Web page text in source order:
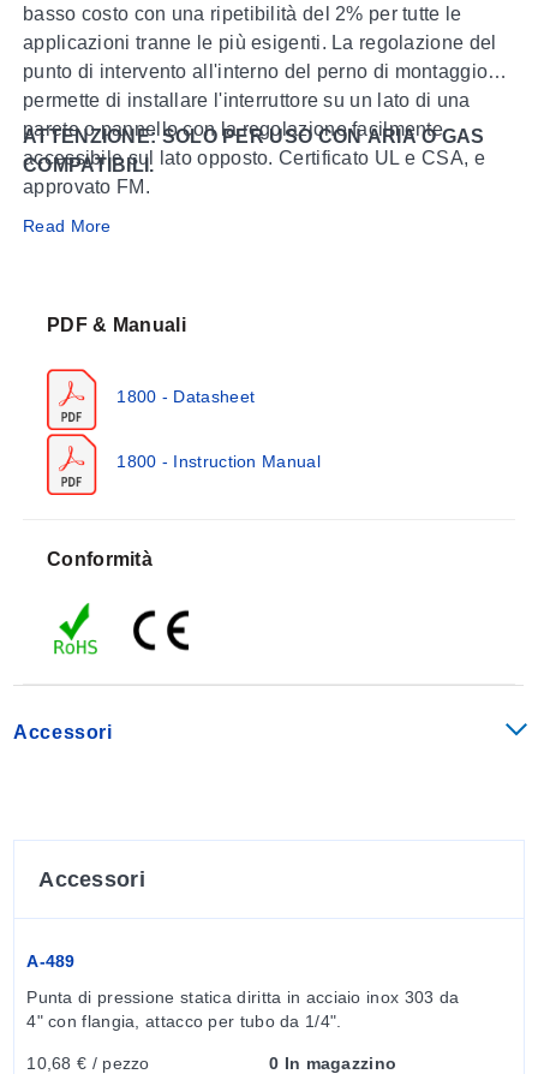
basso costo con una ripetibilità del 2% per tutte le
applicazioni tranne le più esigenti. La regolazione del
punto di intervento all'interno del perno di montaggio
permette di installare l'interruttore su un lato di una
parete o pannello con la regolazione facilmente
accessibile sul lato opposto. Certificato UL e CSA, e
approvato FM.
ATTENZIONE: SOLO PER USO CON ARIA O GAS
COMPATIBILI.
Si prega di consultare
Applicazioni del Prodotto
Controllo di apparecchiature meccaniche
Read More
PDF & Manuali
1800 - Datasheet
1800 - Instruction Manual
Conformità
Accessori
Accessori
A-489
Punta di pressione statica diritta in acciaio inox 303 da
4" con flangia, attacco per tubo da 1/4".
10,68 € / pezzo 0 In magazzino